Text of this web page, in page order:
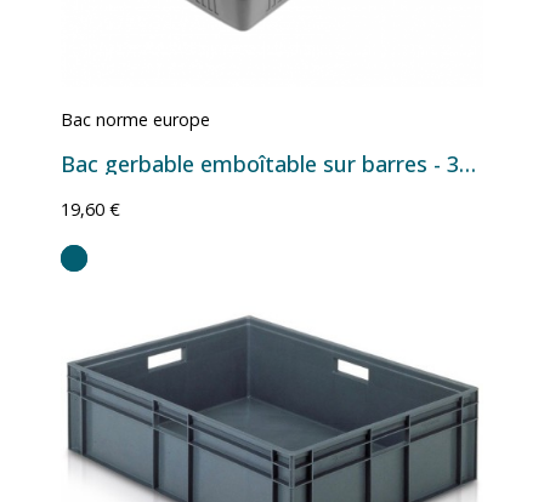
Bac norme europe
Bac gerbable emboîtable sur barres - 30 L - 600×400×163 mm
19,60 €